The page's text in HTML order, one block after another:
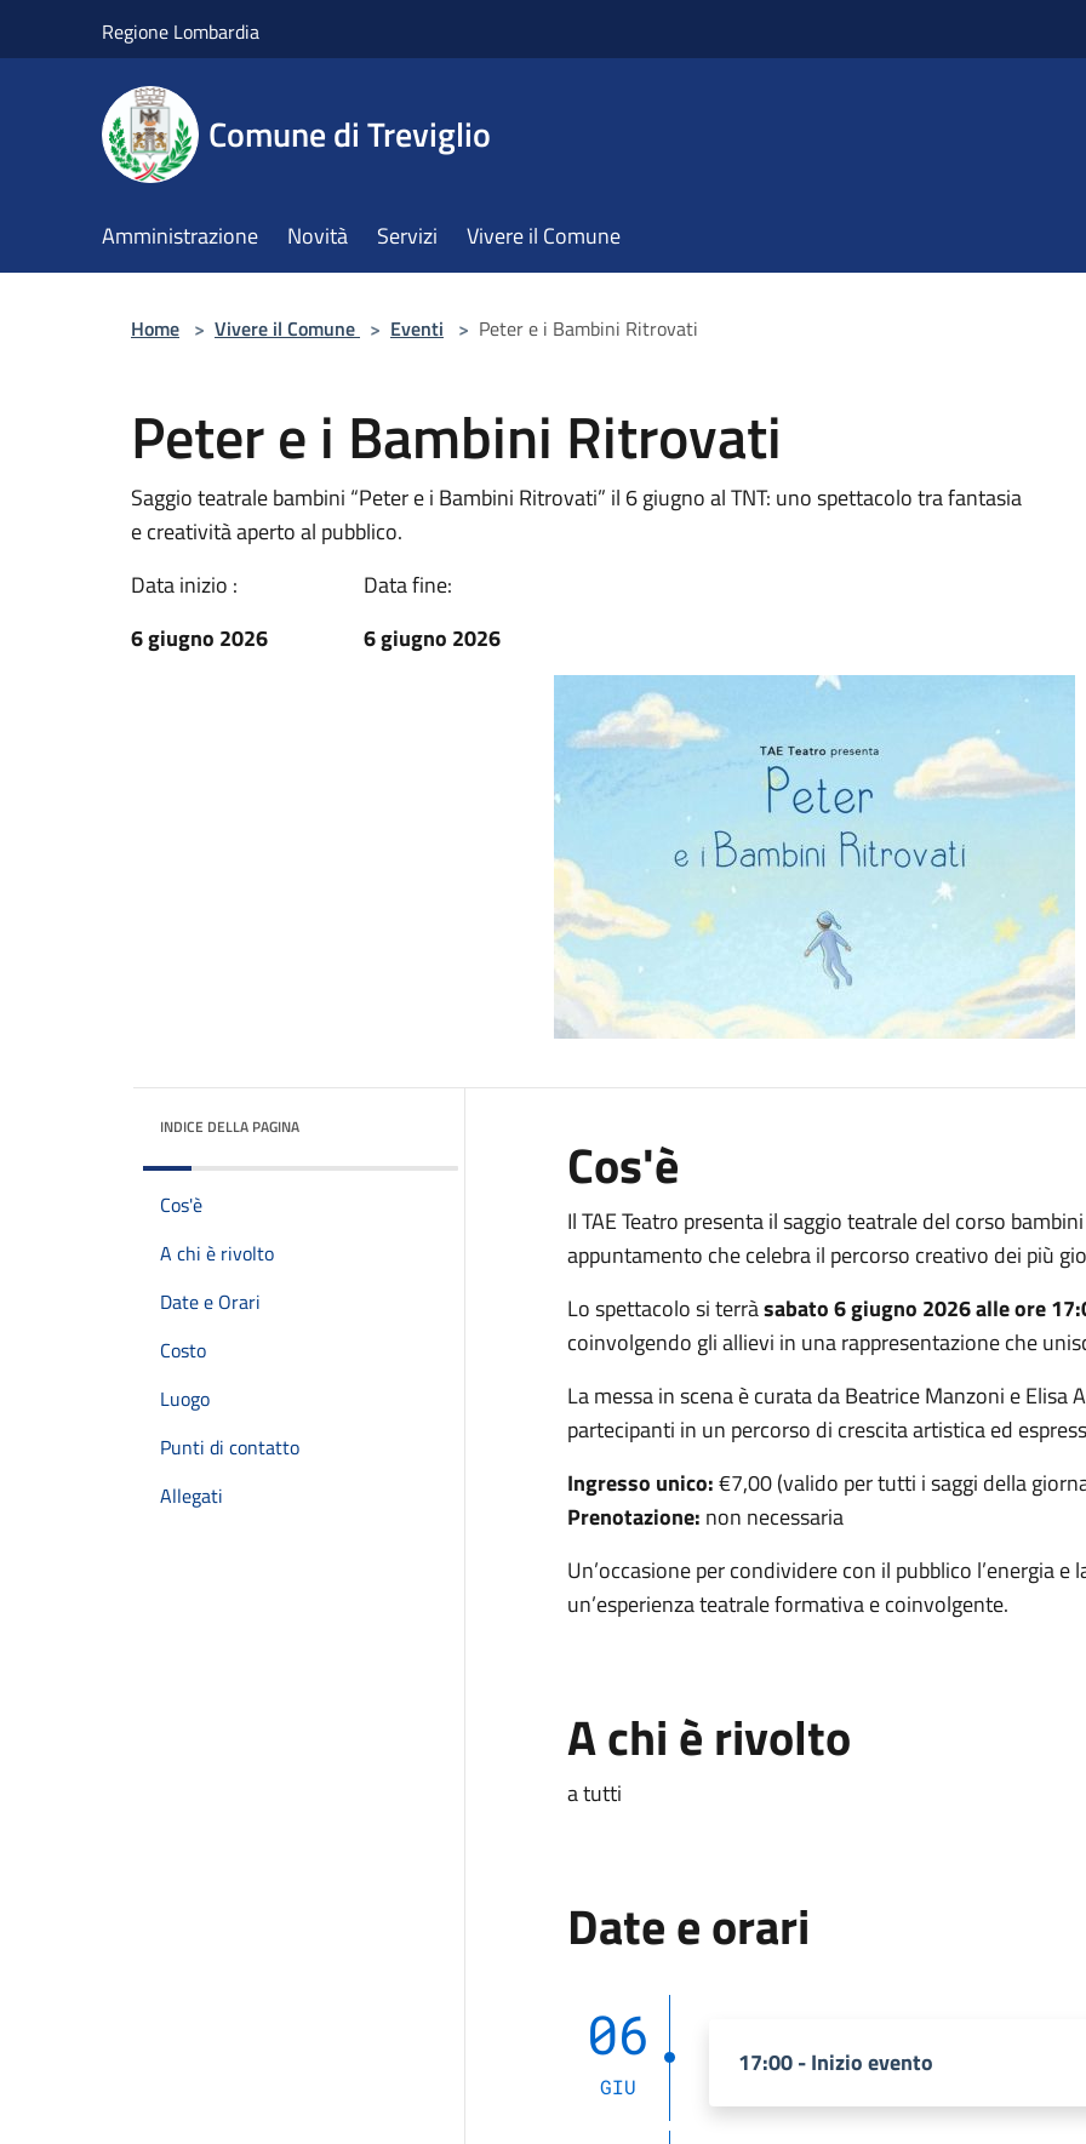
Regione Lombardia
Comune di Treviglio
Amministrazione Novità Servizi Vivere il Comune
Home > Vivere il Comune > Eventi > Peter e i Bambini Ritrovati
Peter e i Bambini Ritrovati
Saggio teatrale bambini “Peter e i Bambini Ritrovati” il 6 giugno al TNT: uno spettacolo tra fantasia
e creatività aperto al pubblico.
Data inizio :
6 giugno 2026
Data fine:
6 giugno 2026
INDICE DELLA PAGINA
Cos'è
A chi è rivolto
Date e Orari
Costo
Luogo
Punti di contatto
Allegati
Cos'è
IlTAE Teatro presenta il saggio teatrale del corso
appuntamento che celebra il percorso creativo dei più
Lo spettacolo si terràsabato 6 giugno 2026 alle ore
coinvolgendo gli allievi in una rappresentazione che
La messa in scena è curata daBeatrice Manzoni eElisa
partecipanti in un percorso di crescita artistica ed
Ingresso unico:€7,00 (valido per tutti i saggi della
Prenotazione: non necessaria
Un’occasione per condividere con il pubblico l’energia
un’esperienza teatrale formativa e coinvolgente.
A chi è rivolto
a tutti
Date e orari
06
GIU
17:00 - Inizio evento